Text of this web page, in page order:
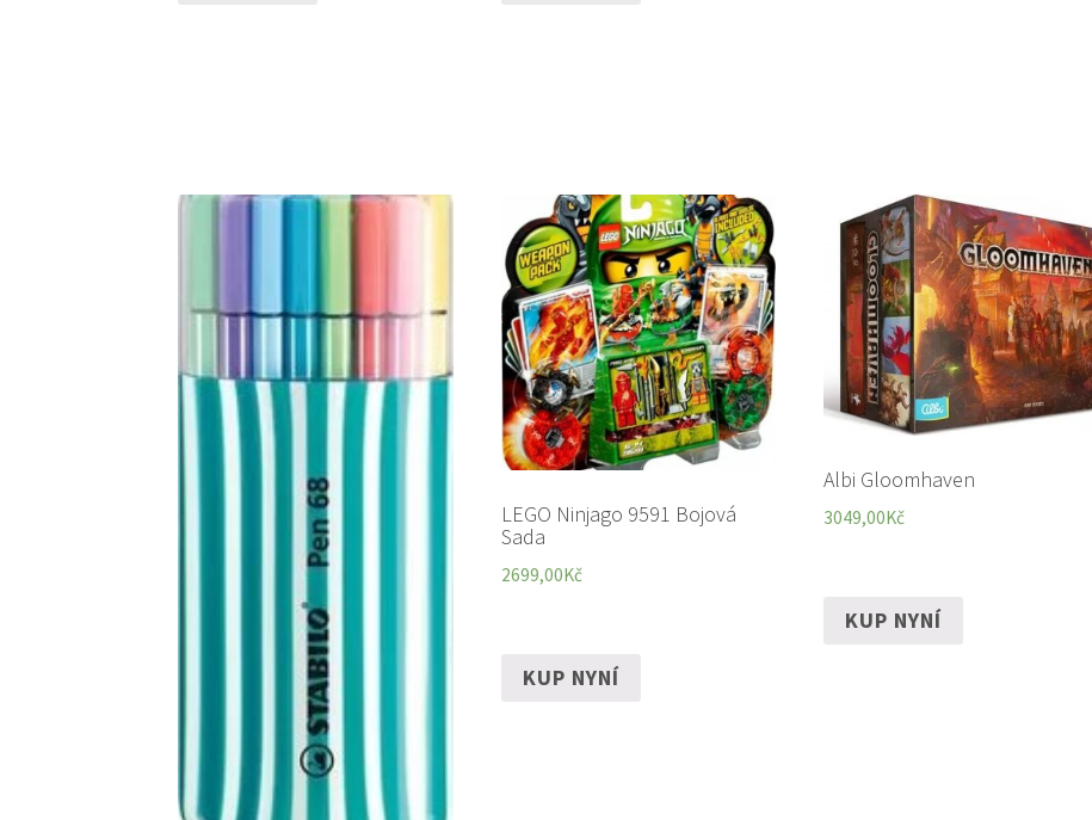
LEGO Ninjago 9591 Bojová
Sada
2699,00Kč
KUP NYNÍ
Albi Gloomhaven
3049,00Kč
KUP NYNÍ